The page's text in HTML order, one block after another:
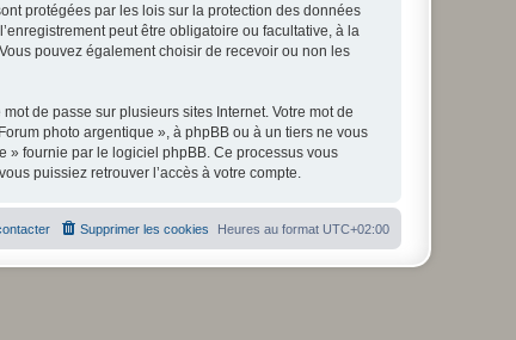
protégées par les lois sur la protection des données
peut être obligatoire ou facultative, à la
pouvez également choisir de recevoir ou non les
de passe sur plusieurs sites Internet. Votre mot de
photo argentique », à phpBB ou à un tiers ne vous
» fournie par le logiciel phpBB. Ce processus vous
puissiez retrouver l’accès à votre compte.
Heures au format UTC+02:00
Supprimer les cookies